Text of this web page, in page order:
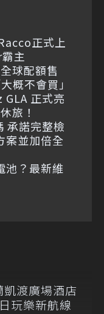
正式上
主
球配額售
概不會買」
正式亮
旅！
承諾完整檢
案並加倍全
池？最新維
渡廣場酒店
玩樂新航線